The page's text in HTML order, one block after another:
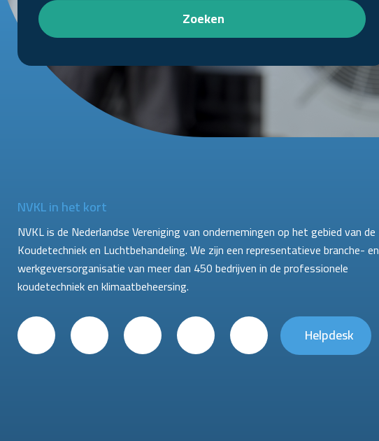
Zoeken
NVKL in het kort
NVKL is de Nederlandse Vereniging van ondernemingen op het gebied van de
Koudetechniek en Luchtbehandeling. We zijn een representatieve branche- en
werkgeversorganisatie van meer dan 450 bedrijven in de professionele
koudetechniek en klimaatbeheersing.
Helpdesk